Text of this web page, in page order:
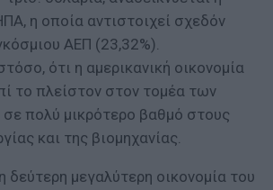
η οποία αντιστοιχεί σχεδόν
ΑΕΠ (23,32%).
ότι η αμερικανική οικονομία
το πλείστον στον τομέα των
πολύ μικρότερο βαθμό στους
και της βιομηχανίας.
δεύτερη μεγαλύτερη οικονομία του